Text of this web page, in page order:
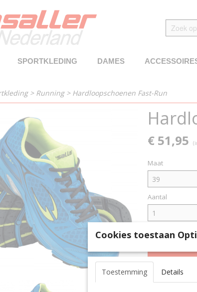
SPORTKLEDING DAMES
> Running> Hardloopschoenen Fast-Run
€ 51,95
Maat
Aantal
Cookies toestaan
Toestemming Details